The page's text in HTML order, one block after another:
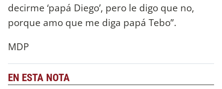
decirme ‘papá Diego’, pero le digo que no,
porque amo que me diga papá Tebo”.
MDP
EN ESTA NOTA